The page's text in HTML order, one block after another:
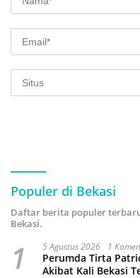
Populer di Bekasi
Daftar berita populer
Bekasi.
1 5 Agustus 2026 1
Perumda Tirta
Akibat Kali Bekasi